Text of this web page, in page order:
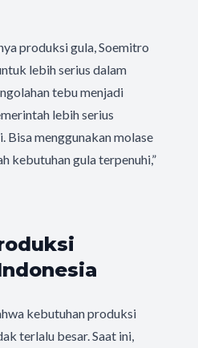
produksi gula, Soemitro
lebih serius dalam
tebu menjadi
lebih serius
Bisa menggunakan molase
kebutuhan gula terpenuhi,”
kebutuhan produksi
terlalu besar. Saat ini,